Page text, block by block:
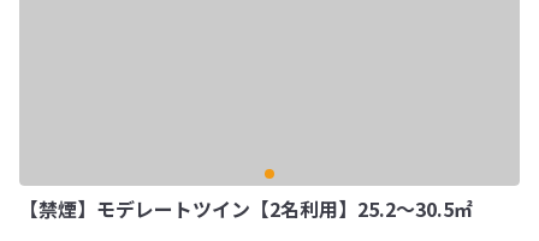
【禁煙】モデレートツイン【2名利用】25.2～30.5㎡